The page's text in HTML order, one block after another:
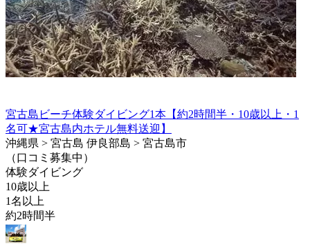
宮古島ビーチ体験ダイビング1本【約2時間半・10歳以上・1
名可★宮古島内ホテル無料送迎】
沖縄県 > 宮古島 伊良部島 > 宮古島市
（口コミ募集中）
体験ダイビング
10歳以上
1名以上
約2時間半